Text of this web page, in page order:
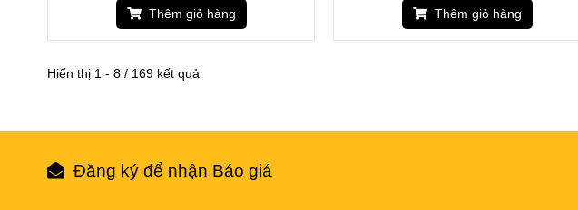
Thêm giỏ hàng Thêm giỏ hàng
Hiển thị 1 - 8 / 169 kết quả
Đăng ký để nhận Báo giá